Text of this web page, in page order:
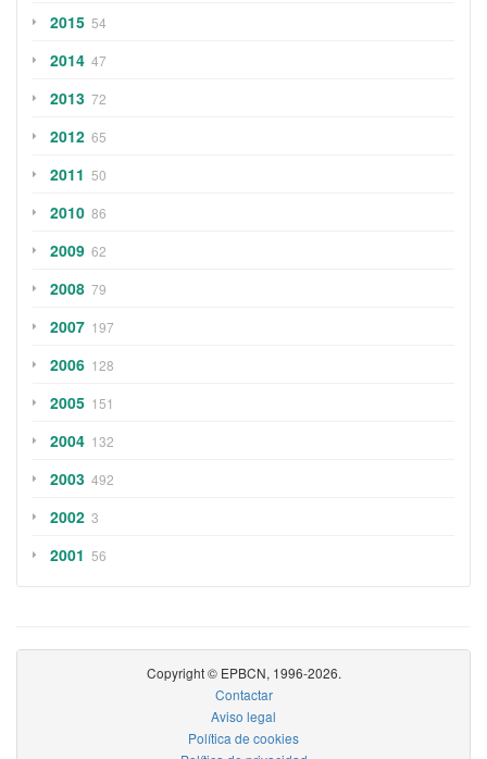
2015 54
2014 47
2013 72
2012 65
2011 50
2010 86
2009 62
2008 79
2007 197
2006 128
2005 151
2004 132
2003 492
2002 3
2001 56
Copyright © EPBCN, 1996-2026.
Contactar
Aviso legal
Política de cookies